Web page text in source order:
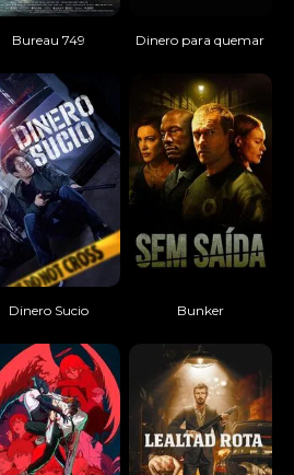
Bureau 749 Dinero para quemar
Dinero Sucio Bunker